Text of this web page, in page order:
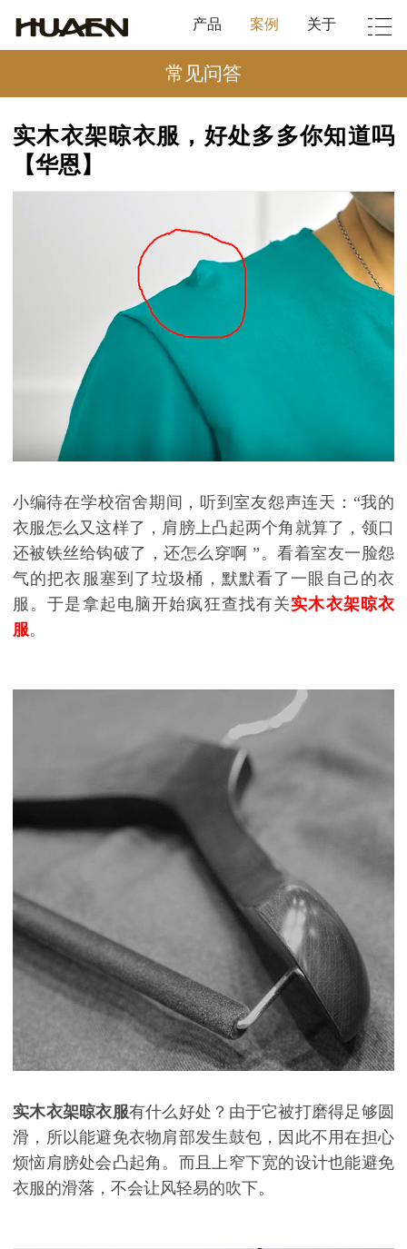
产品 案例 关于
常见问答
实木衣架晾衣服，好处多多你知道吗
【华恩】
小编待在学校宿舍期间，听到室友怨声连天 ： “我的
衣服怎么又这样了，肩膀上凸起两个角就算了，领口
还被铁丝给钩破了，还怎么穿啊 ”。看着室友一脸怨
气的把衣服塞到了垃圾桶，默默看了一眼自己的衣
服。于是拿起电脑开始疯狂查找有关实木衣架晾衣
服。
实木衣架晾衣服有什么好处？由于它被打磨得足够圆
滑，所以能避免衣物肩部发生鼓包，因此不用在担心
烦恼肩膀处会凸起角。而且上窄下宽的设计也能避免
衣服的滑落，不会让风轻易的吹下。